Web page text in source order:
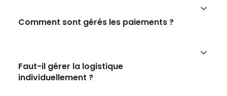
Comment sont gérés les paiements ?
Faut-il gérer la logistique
individuellement ?